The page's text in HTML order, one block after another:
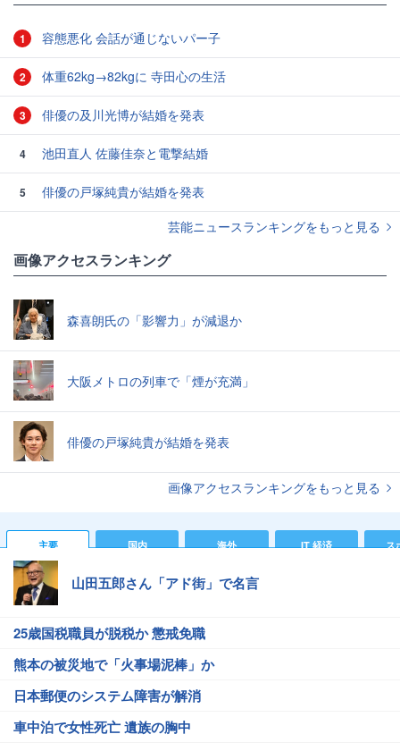
1 容態悪化 会話が通じないパー子
2 体重62kg→82kgに 寺田心の生活
3 俳優の及川光博が結婚を発表
4 池田直人 佐藤佳奈と電撃結婚
5
俳優の戸塚純貴が結婚を発表
芸能ニュースランキングをもっと見る
画像アクセスランキング
森喜朗氏の「影響力」が減退か
大阪メトロの列車で「煙が充満」
俳優の戸塚純貴が結婚を発表
画像アクセスランキングをもっと見る
主要 国内 海外 IT 経済 ス
山田五郎さん「アド街」で名言
25歳国税職員が脱税か 懲戒免職
熊本の被災地で「火事場泥棒」か
日本郵便のシステム障害が解消
車中泊で女性死亡 遺族の胸中